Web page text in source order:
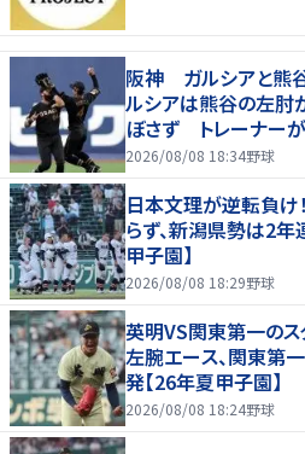
阪神 ガルシアと熊
ルシアは熊谷の左肘
ぼさず トレーナー
行 直後に３連打食ら
2026/08/08 18:34野球
日本文理が逆転負け
らず、新潟県勢は2
甲子園】
2026/08/08 18:29野球
英明VS関東第一のス
左腕エース、関東第
発【26年夏甲子園】
2026/08/08 18:24野球